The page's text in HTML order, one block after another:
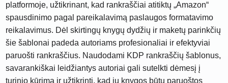
platformoje, užtikrinant, kad rankraščiai atitiktų „Amazon“
spausdinimo pagal pareikalavimą paslaugos formatavimo
reikalavimus. Dėl skirtingų knygų dydžių ir maketų parinkčių
šie šablonai padeda autoriams profesionaliai ir efektyviai
paruošti rankraščius. Naudodami KDP rankraščių šablonus,
savarankiškai leidžiantys autoriai gali sutelkti dėmesį į
turinio kūrimą ir užtikrinti, kad jų knygos būtų paruoštos